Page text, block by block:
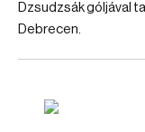
Dzsudzsák góljával
Debrecen.